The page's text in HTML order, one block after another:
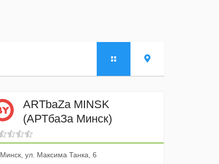
ARTbaZa MINSK
(АРТбаЗа Минск)
Минск, ул. Максима Танка, 6